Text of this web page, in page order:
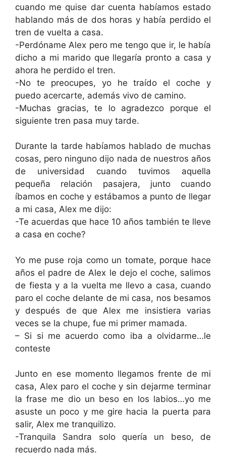
cuando me quise dar cuenta habíamos estado
hablando más de dos horas y había perdido el
tren de vuelta a casa.
-Perdóname Alex pero me tengo que ir, le había
dicho a mi marido que llegaría pronto a casa y
ahora he perdido el tren.
-No te preocupes, yo he traído el coche y
puedo acercarte, además vivo de camino.
-Muchas gracias, te lo agradezco porque el
siguiente tren pasa muy tarde.
Durante la tarde habíamos hablado de muchas
cosas, pero ninguno dijo nada de nuestros años
de universidad cuando tuvimos aquella
pequeña relación pasajera, junto cuando
íbamos en coche y estábamos a punto de llegar
a mi casa, Alex me dijo:
-Te acuerdas que hace 10 años también te lleve
a casa en coche?
Yo me puse roja como un tomate, porque hace
años el padre de Alex le dejo el coche, salimos
de fiesta y a la vuelta me llevo a casa, cuando
paro el coche delante de mi casa, nos besamos
y después de que Alex me insistiera varias
veces se la chupe, fue mi primer mamada.
– Si si me acuerdo como iba a olvidarme…le
conteste
Junto en ese momento llegamos frente de mi
casa, Alex paro el coche y sin dejarme terminar
la frase me dio un beso en los labios…yo me
asuste un poco y me gire hacia la puerta para
salir, Alex me tranquilizo.
-Tranquila Sandra solo quería un beso, de
recuerdo nada más.